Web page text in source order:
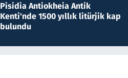
Pisidia Antiokheia Antik
Kenti'nde 1500 yıllık litürjik kap
bulundu